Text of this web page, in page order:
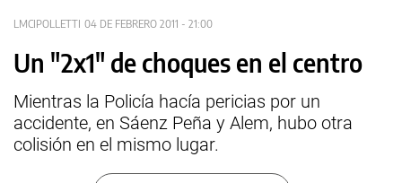
LMCIPOLLETTI 04 DE FEBRERO 2011 - 21:00
Un "2x1" de choques en el centro
Mientras la Policía hacía pericias por un
accidente, en Sáenz Peña y Alem, hubo otra
colisión en el mismo lugar.